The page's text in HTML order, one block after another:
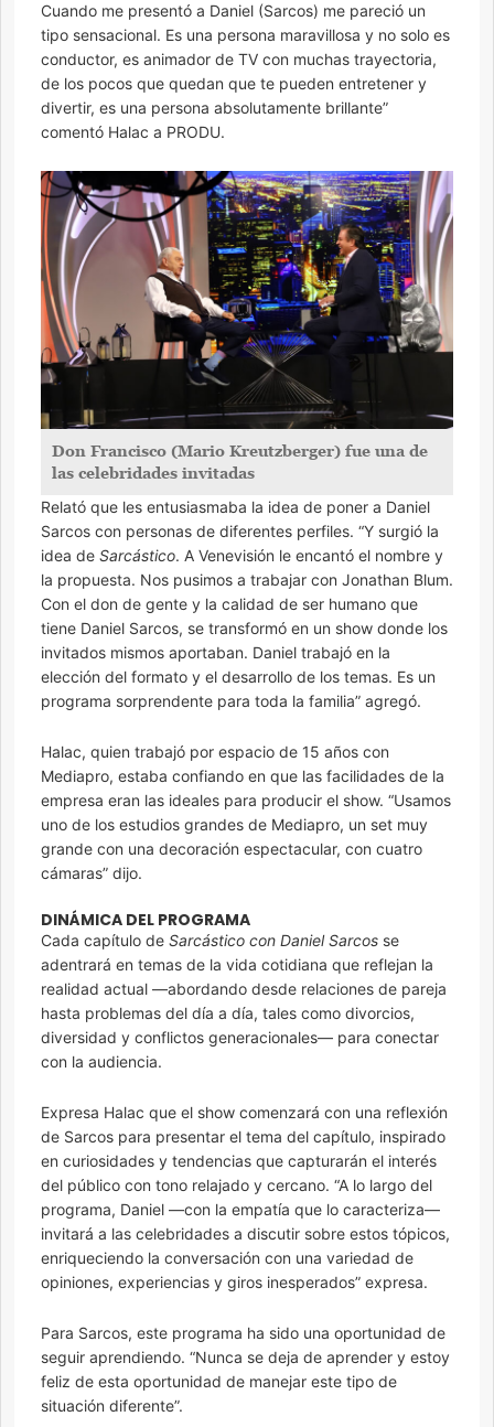
Cuando me presentó a Daniel (Sarcos) me pareció un
tipo sensacional. Es una persona maravillosa y no solo es
conductor, es animador de TV con muchas trayectoria,
de los pocos que quedan que te pueden entretener y
divertir, es una persona absolutamente brillante”
comentó Halac a PRODU.
Don Francisco (Mario Kreutzberger) fue una de
las celebridades invitadas
Relató que les entusiasmaba la idea de poner a Daniel
Sarcos con personas de diferentes perfiles. “Y surgió la
idea de Sarcástico. A Venevisión le encantó el nombre y
la propuesta. Nos pusimos a trabajar con Jonathan Blum.
Con el don de gente y la calidad de ser humano que
tiene Daniel Sarcos, se transformó en un show donde los
invitados mismos aportaban. Daniel trabajó en la
elección del formato y el desarrollo de los temas. Es un
programa sorprendente para toda la familia” agregó.
Halac, quien trabajó por espacio de 15 años con
Mediapro, estaba confiando en que las facilidades de la
empresa eran las ideales para producir el show. “Usamos
uno de los estudios grandes de Mediapro, un set muy
grande con una decoración espectacular, con cuatro
cámaras” dijo.
DINÁMICA DEL PROGRAMA
Cada capítulo de Sarcástico con Daniel Sarcos se
adentrará en temas de la vida cotidiana que reflejan la
realidad actual —abordando desde relaciones de pareja
hasta problemas del día a día, tales como divorcios,
diversidad y conflictos generacionales— para conectar
con la audiencia.
Expresa Halac que el show comenzará con una reflexión
de Sarcos para presentar el tema del capítulo, inspirado
en curiosidades y tendencias que capturarán el interés
del público con tono relajado y cercano. “A lo largo del
programa, Daniel —con la empatía que lo caracteriza—
invitará a las celebridades a discutir sobre estos tópicos,
enriqueciendo la conversación con una variedad de
opiniones, experiencias y giros inesperados” expresa.
Para Sarcos, este programa ha sido una oportunidad de
seguir aprendiendo. “Nunca se deja de aprender y estoy
feliz de esta oportunidad de manejar este tipo de
situación diferente”.